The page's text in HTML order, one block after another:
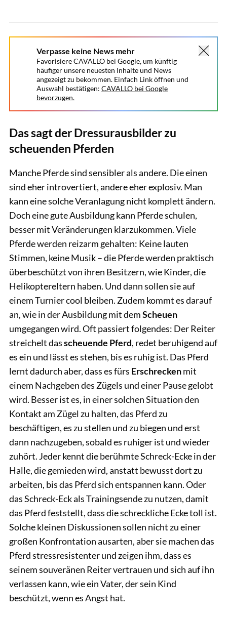
Verpasse keine News mehr
Favorisiere CAVALLO bei Google, um künftig
häufiger unsere neuesten Inhalte und News
angezeigt zu bekommen. Einfach Link öffnen und
Auswahl bestätigen: CAVALLO bei Google
bevorzugen.
Das sagt der Dressurausbilder zu
scheuenden Pferden
Manche Pferde sind sensibler als andere. Die einen
sind eher introvertiert, andere eher explosiv. Man
kann eine solche Veranlagung nicht komplett ändern.
Doch eine gute Ausbildung kann Pferde schulen,
besser mit Veränderungen klarzukommen. Viele
Pferde werden reizarm gehalten: Keine lauten
Stimmen, keine Musik – die Pferde werden praktisch
überbeschützt von ihren Besitzern, wie Kinder, die
Helikoptereltern haben. Und dann sollen sie auf
einem Turnier cool bleiben. Zudem kommt es darauf
an, wie in der Ausbildung mit demScheuen
umgegangen wird. Oft passiert folgendes: Der Reiter
streichelt dasscheuende Pferd, redet beruhigend auf
es ein und lässt es stehen, bis es ruhig ist. Das Pferd
lernt dadurch aber, dass es fürs Erschreckenmit
einem Nachgeben des Zügels und einer Pause gelobt
wird. Besser ist es, in einer solchen Situation den
Kontakt am Zügel zu halten, das Pferd zu
beschäftigen, es zu stellen und zu biegen und erst
dann nachzugeben, sobald es ruhiger ist und wieder
zuhört. Jeder kennt die berühmte Schreck-Ecke in der
Halle, die gemieden wird, anstatt bewusst dort zu
arbeiten, bis das Pferd sich entspannen kann. Oder
das Schreck-Eck als Trainingsende zu nutzen, damit
das Pferd feststellt, dass die schreckliche Ecke toll ist.
Solche kleinen Diskussionen sollen nicht zu einer
großen Konfrontation ausarten, aber sie machen das
Pferd stressresistenter und zeigen ihm, dass es
seinem souveränen Reiter vertrauen und sich auf ihn
verlassen kann, wie ein Vater, der sein Kind
beschützt, wenn es Angst hat.